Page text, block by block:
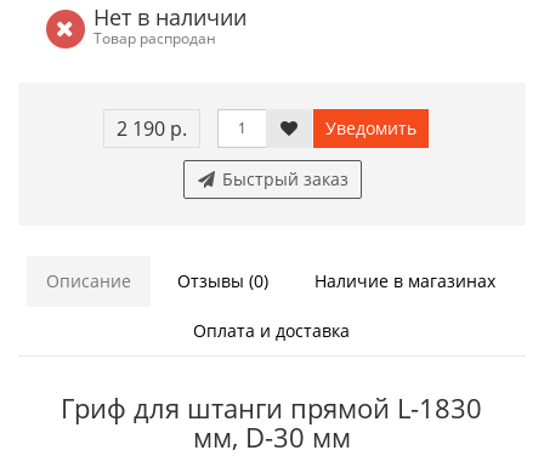
Нет в наличии
Товар распродан
2 190 р. Уведомить
Быстрый заказ
Описание Отзывы (0) Наличие в магазинах
Оплата и доставка
Гриф для штанги прямой L-1830
мм, D-30 мм